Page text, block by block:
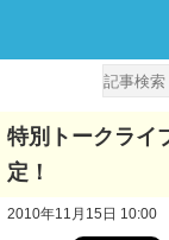
特別トークライ
定！
2010年11月15日 10:00